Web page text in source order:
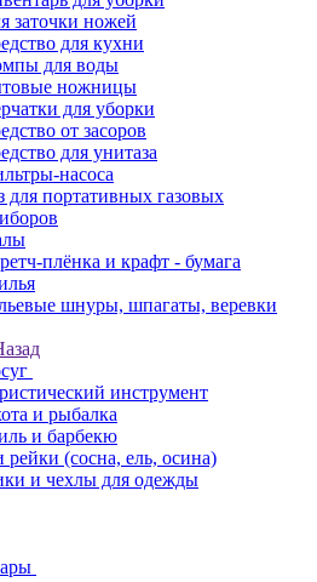
заточки ножей
для кухни
для воды
ножницы
для уборки
от засоров
для унитаза
насоса
для портативных газовых
плёнка и крафт - бумага
шнуры, шпагаты, веревки
инструмент
и рыбалка
и барбекю
рейки (сосна, ель, осина)
и чехлы для одежды